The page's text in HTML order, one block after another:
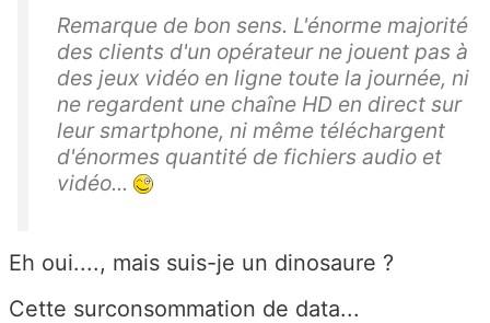
Remarque de bon sens. L'énorme majorité
des clients d'un opérateur ne jouent pas à
des jeux vidéo en ligne toute la journée, ni
ne regardent une chaîne HD en direct sur
leur smartphone, ni même téléchargent
d'énormes quantité de fichiers audio et
vidéo...
Eh oui...., mais suis-je un dinosaure ?
Cette surconsommation de data...